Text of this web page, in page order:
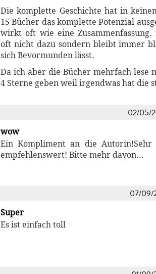
Die komplette Geschichte hat in
15 Bücher das komplette Potenzial
wirkt oft wie eine
oft nicht dazu sondern bleibt immer
sich Bevormunden lässt.
Da ich aber die Bücher mehrfach lese
4 Sterne geben weil irgendwas hat die
02/05/
wow
Ein Kompliment an die Autorin!Sehr
empfehlenswert! Bitte mehr davon...
07/09/
Super
Es ist einfach toll